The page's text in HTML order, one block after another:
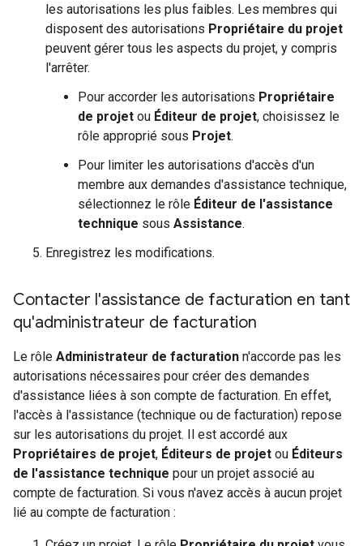
les autorisations les plus faibles. Les membres qui
disposent des autorisations Propriétaire du projet
peuvent gérer tous les aspects du projet, y compris
l'arrêter.
Pour accorder les autorisations Propriétaire
de projet ou Éditeur de projet, choisissez le
rôle approprié sous Projet.
Pour limiter les autorisations d'accès d'un
membre aux demandes d'assistance technique,
sélectionnez le rôle Éditeur de l'assistance
technique sous Assistance.
Enregistrez les modifications.
Contacter l'assistance de facturation en tant
qu'administrateur de facturation
Le rôle Administrateur de facturation n'accorde pas les
autorisations nécessaires pour créer des demandes
d'assistance liées à son compte de facturation. En effet,
l'accès à l'assistance (technique ou de facturation) repose
sur les autorisations du projet. Il est accordé aux
Propriétaires de projet, Éditeurs de projet ou Éditeurs
de l'assistance technique pour un projet associé au
compte de facturation. Si vous n'avez accès à aucun projet
lié au compte de facturation :